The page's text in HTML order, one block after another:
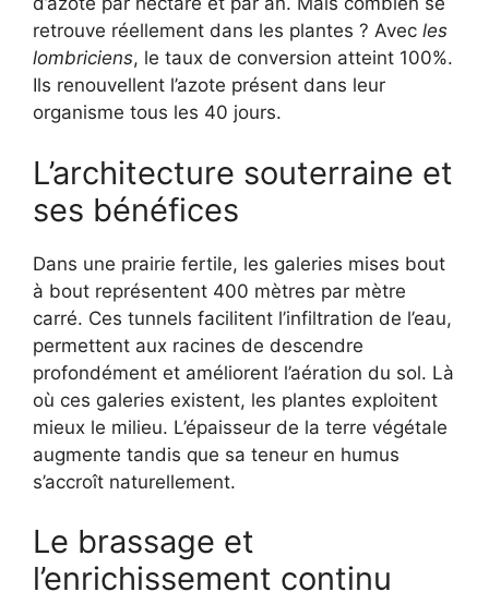
retrouve réellement dans les plantes ? Avec les
lombriciens, le taux de conversion atteint 100%.
Ils renouvellent l’azote présent dans leur
organisme tous les 40 jours.
L’architecture souterraine et
ses bénéfices
Dans une prairie fertile, les galeries mises bout
à bout représentent 400 mètres par mètre
carré. Ces tunnels facilitent l’infiltration de l’eau,
permettent aux racines de descendre
profondément et améliorent l’aération du sol. Là
où ces galeries existent, les plantes exploitent
mieux le milieu. L’épaisseur de la terre végétale
augmente tandis que sa teneur en humus
s’accroît naturellement.
Le brassage et
l’enrichissement continu